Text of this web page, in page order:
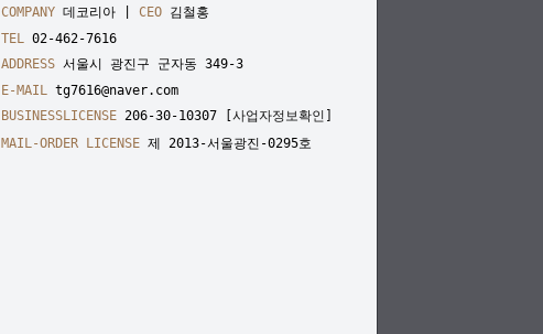
COMPANY 데코리아 | CEO 김철홍
TEL 02-462-7616
ADDRESS 서울시 광진구 군자동 349-3
E-MAIL tg7616@naver.com
BUSINESSLICENSE 206-30-10307
[사업자정보확인]
MAIL-ORDER LICENSE 제 2013-서울광진-0295호